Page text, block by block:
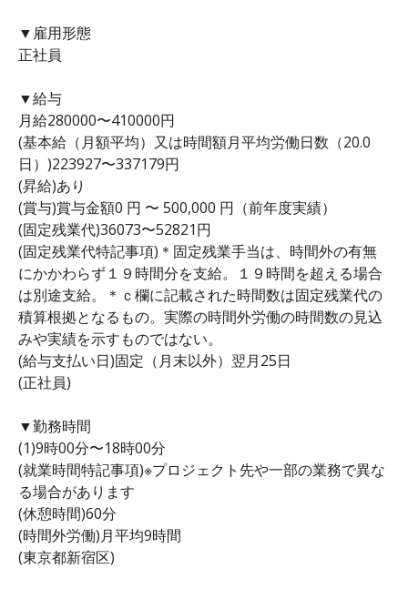
▼雇用形態
正社員
▼給与
月給280000〜410000円
(基本給（月額平均）又は時間額月平均労働日数（20.0
日）)223927〜337179円
(昇給)あり
(賞与)賞与金額0 円 〜 500,000 円（前年度実績）
(固定残業代)36073〜52821円
(固定残業代特記事項)＊固定残業手当は、時間外の有無
にかかわらず１９時間分を支給。１９時間を超える場合
は別途支給。＊ｃ欄に記載された時間数は固定残業代の
積算根拠となるもの。実際の時間外労働の時間数の見込
みや実績を示すものではない。
(給与支払い日)固定（月末以外）翌月25日
(正社員)
▼勤務時間
(1)9時00分〜18時00分
(就業時間特記事項)※プロジェクト先や一部の業務で異な
る場合があります
(休憩時間)60分
(時間外労働)月平均9時間
(東京都新宿区)